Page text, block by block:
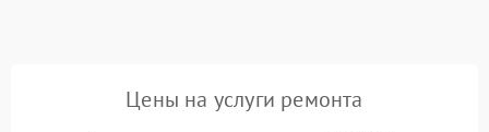
Цены на услуги ремонта